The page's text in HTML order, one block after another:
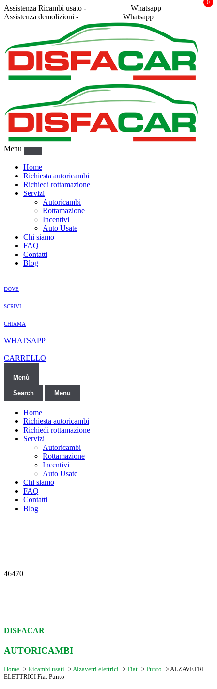
Assistenza Ricambi usato -
Whatsapp
Assistenza demolizioni -
Whatsapp
Menu
Home
Richiesta autoricambi
Richiedi rottamazione
Servizi
Autoricambi
Rottamazione
Incentivi
Auto Usate
Chi siamo
FAQ
Contatti
Blog
DOVE
SCRIVI
CHIAMA
WHATSAPP
0
CARRELLO
Menù
Search Menu
Home
Richiesta autoricambi
Richiedi rottamazione
Servizi
Autoricambi
Rottamazione
Incentivi
Auto Usate
Chi siamo
FAQ
Contatti
Blog
46470
DISFACAR
AUTORICAMBI
Home > Ricambi usati >Alzavetri elettrici > Fiat > Punto >ALZAVETRI
ELETTRICI Fiat Punto